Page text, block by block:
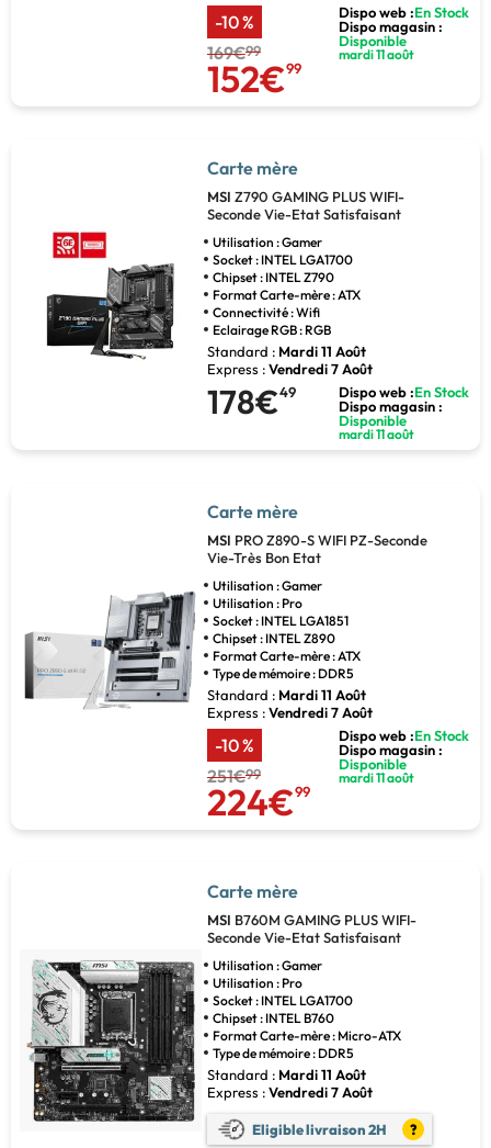
-10 %
169€99
152€99
Dispo web :En Stock
Dispo magasin :
Disponible
mardi 11 août
Carte mère
MSI Z790 GAMING PLUS WIFI-
Seconde Vie-Etat Satisfaisant
Utilisation : Gamer
Socket : INTEL LGA1700
Chipset : INTEL Z790
Format Carte-mère : ATX
Connectivité : Wifi
Eclairage RGB : RGB
Standard : Mardi 11 Août
Express :Vendredi 7 Août
178€49 Dispo web :En Stock
Dispo magasin :
Disponible
mardi 11 août
Carte mère
MSI PRO Z890-S WIFI PZ-Seconde
Vie-Très Bon Etat
Utilisation : Gamer
Utilisation : Pro
Socket : INTEL LGA1851
Chipset : INTEL Z890
Format Carte-mère : ATX
Type de mémoire : DDR5
Standard : Mardi 11 Août
Express :Vendredi 7 Août
-10 %
251€99
224€99
Dispo web :En Stock
Dispo magasin :
Disponible
mardi 11 août
Carte mère
MSI B760M GAMING PLUS WIFI-
Seconde Vie-Etat Satisfaisant
Utilisation : Gamer
Utilisation : Pro
Socket : INTEL LGA1700
Chipset : INTEL B760
Format Carte-mère : Micro-ATX
Type de mémoire : DDR5
Standard : Mardi 11 Août
Express :Vendredi 7 Août
Eligible livraison 2H ?